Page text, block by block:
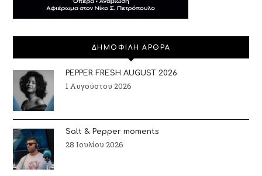
ΔΗΜΟΦΙΛΗ ΑΡΘΡΑ
PEPPER FRESH AUGUST 2026
1 Αυγούστου 2026
Salt & Pepper moments
28 Ιουλίου 2026